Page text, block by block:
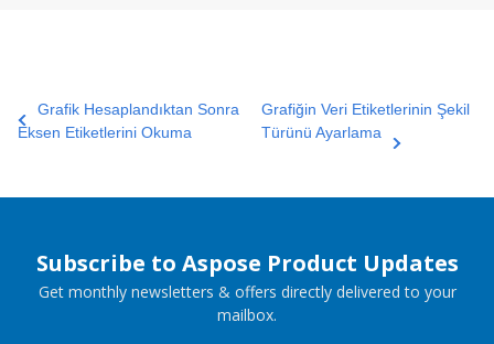
Grafik Hesaplandıktan Sonra
Eksen Etiketlerini Okuma
Grafiğin Veri Etiketlerinin Şekil
Türünü Ayarlama
Subscribe to Aspose Product Updates
Get monthly newsletters & offers directly delivered to your
mailbox.